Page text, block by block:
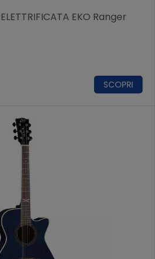
EKO Ranger
SCOPRI